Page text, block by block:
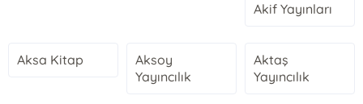
Akif Yayınları
Aksa Kitap
Aksoy
Yayıncılık
Aktaş
Yayıncılık